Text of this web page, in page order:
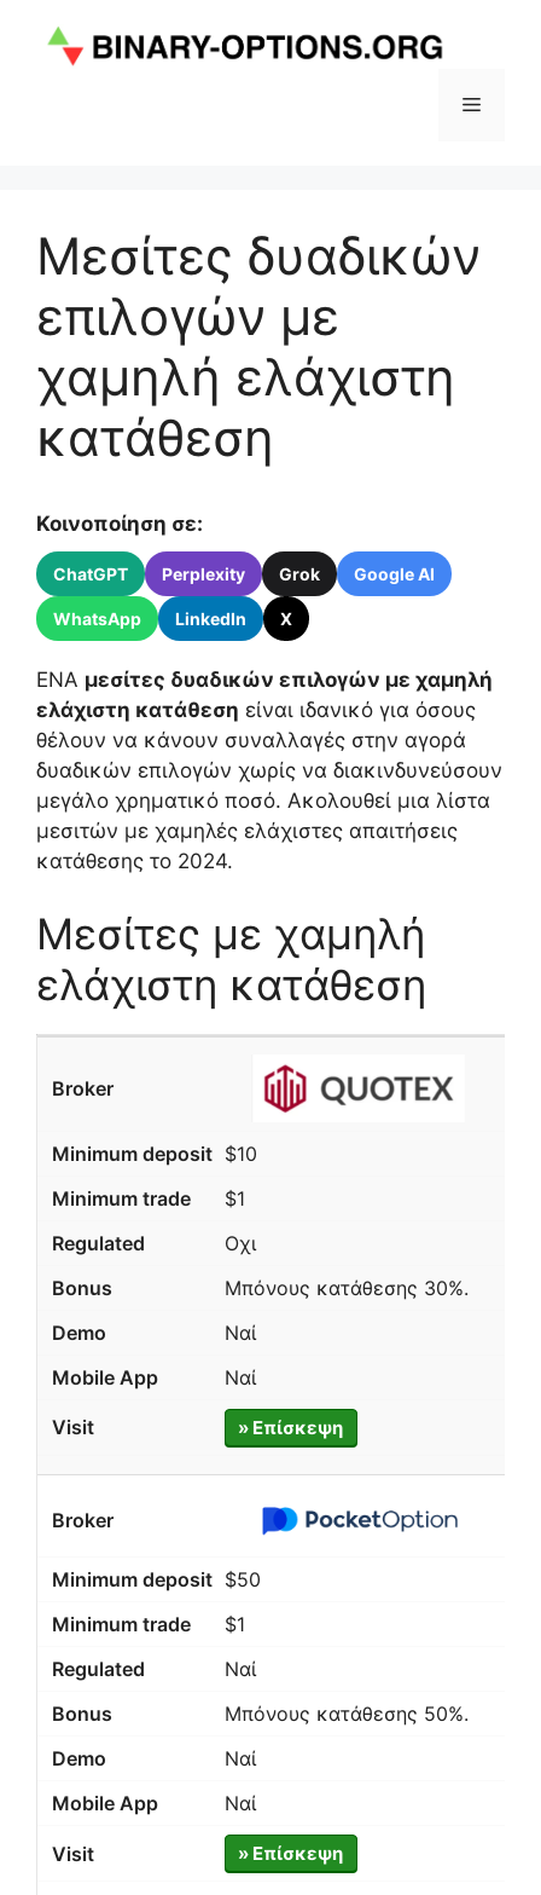
περιεχόμενο
Μενού
Μεσίτες δυαδικών
επιλογών με
χαμηλή ελάχιστη
κατάθεση
Κοινοποίηση σε:
ChatGPT Perplexity Grok Google AI
WhatsApp LinkedIn X
ΕΝΑ μεσίτες δυαδικών επιλογών με χαμηλή
ελάχιστη κατάθεση είναι ιδανικό για όσους
θέλουν να κάνουν συναλλαγές στην αγορά
δυαδικών επιλογών χωρίς να διακινδυνεύσουν
μεγάλο χρηματικό ποσό. Ακολουθεί μια λίστα
μεσιτών με χαμηλές ελάχιστες απαιτήσεις
κατάθεσης το 2024.
Μεσίτες με χαμηλή
ελάχιστη κατάθεση
$10
$1
Οχι
Μπόνους κατάθεσης 30%.
Ναί
Ναί
» Επίσκεψη
$50
$1
Ναί
Μπόνους κατάθεσης 50%.
Ναί
Ναί
» Επίσκεψη